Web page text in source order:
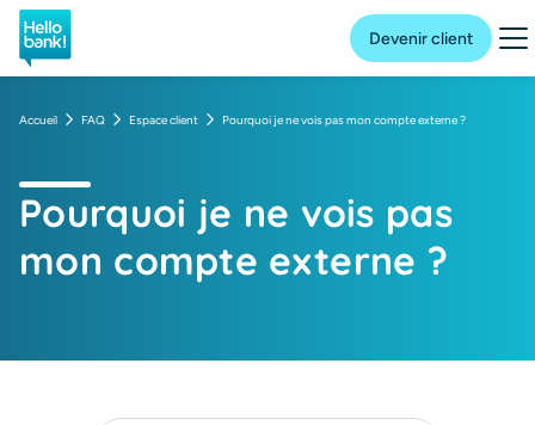
Hello bank! la banque en ligne de BNP Paribas
Devenir client
Accueil FAQ Espace client Pourquoi je ne vois pas mon compte externe ?
Pourquoi je ne vois pas
mon compte externe ?